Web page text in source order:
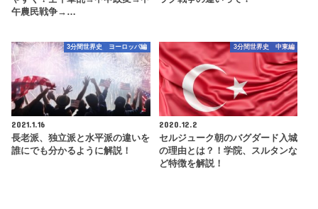
午農民戦争→…
3分間世界史 ヨーロッパ編
2021.1.16
長老派、独立派と水平派の違いを
誰にでも分かるように解説！
3分間世界史 中東編
2020.12.2
セルジューク朝のバグダード入城
の理由とは？！学院、スルタンな
ど特徴を解説！